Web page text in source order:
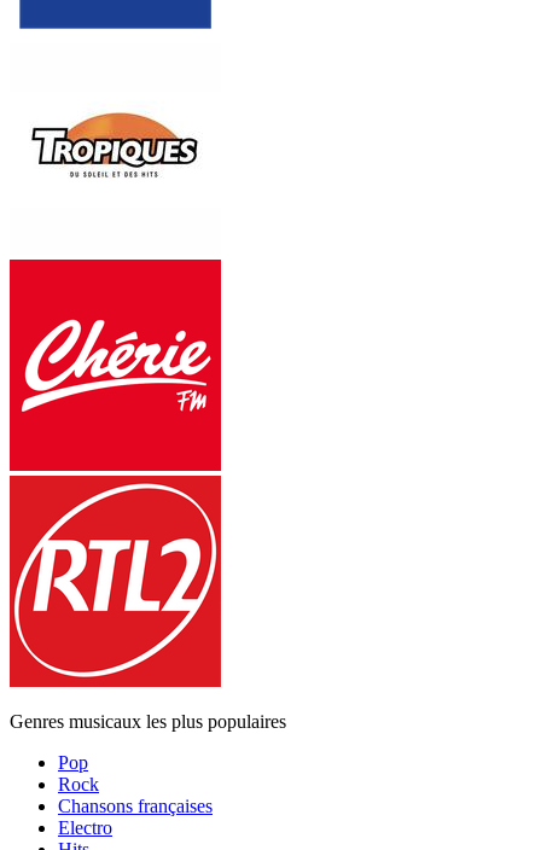
Genres musicaux les plus populaires
Pop
Rock
Chansons françaises
Electro